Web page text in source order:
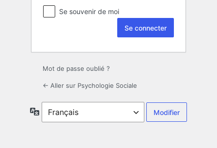
Se souvenir de moi
Mot de passe oublié ?
← Aller sur Psychologie Sociale
Langue